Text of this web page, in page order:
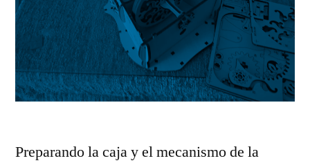
Preparando la caja y el mecanismo de la